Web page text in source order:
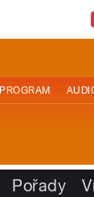
PROGRAM
Pořady